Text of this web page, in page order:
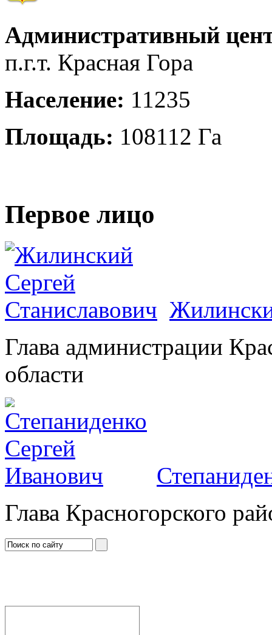
Административный
п.г.т. Красная Гора
Население: 11235
Площадь: 108112 Га
Первое лицо
Глава администрации
области
Глава Красногорского